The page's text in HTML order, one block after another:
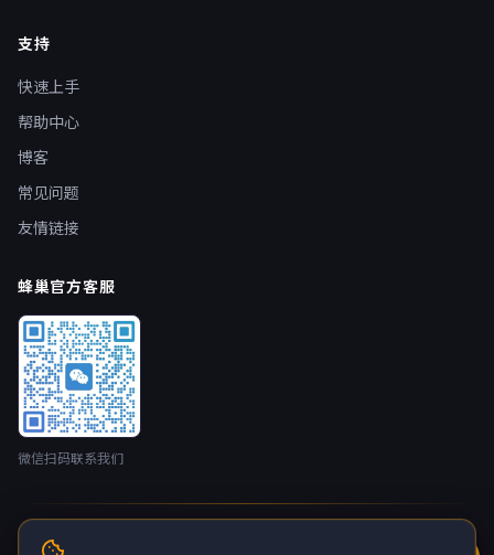
支持
快速上手
帮助中心
博客
常见问题
友情链接
蜂巢官方客服
微信扫码联系我们
© 2026 蜂巢云盒 nestbox.top · 开发者：广州蚂侠网络技术有限